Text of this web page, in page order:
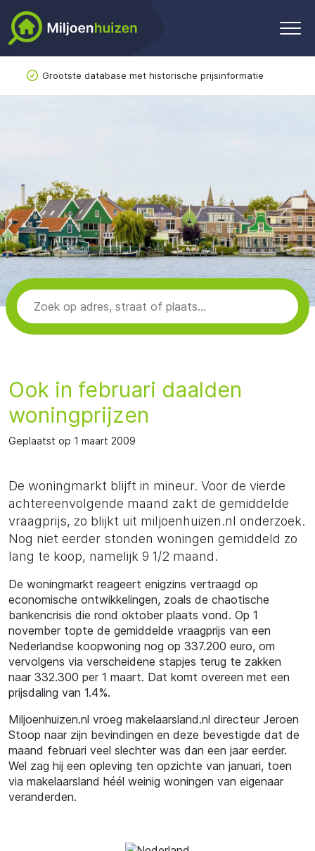
Grootste database met historische prijsinformatie
Ook in februari daalden
woningprijzen
Geplaatst op 1 maart 2009
De woningmarkt blijft in mineur. Voor de vierde
achtereenvolgende maand zakt de gemiddelde
vraagprijs, zo blijkt uit miljoenhuizen.nl onderzoek.
Nog niet eerder stonden woningen gemiddeld zo
lang te koop, namelijk 9 1/2 maand.
De woningmarkt reageert enigzins vertraagd op
economische ontwikkelingen, zoals de chaotische
bankencrisis die rond oktober plaats vond. Op 1
november topte de gemiddelde vraagprijs van een
Nederlandse koopwoning nog op 337.200 euro, om
vervolgens via verscheidene stapjes terug te zakken
naar 332.300 per 1 maart. Dat komt overeen met een
prijsdaling van 1.4%.
Miljoenhuizen.nl vroeg makelaarsland.nl directeur Jeroen
Stoop naar zijn bevindingen en deze bevestigde dat de
maand februari veel slechter was dan een jaar eerder.
Wel zag hij een opleving ten opzichte van januari, toen
via makelaarsland héél weinig woningen van eigenaar
veranderden.